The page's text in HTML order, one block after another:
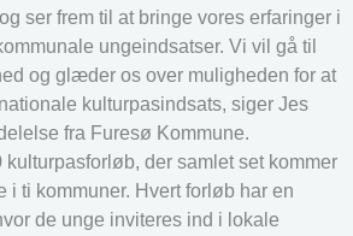
ser frem til at bringe vores erfaringer i
ungeindsatser. Vi vil gå til
og glæder os over muligheden for at
kulturpasindsats, siger Jes
fra Furesø Kommune.
kulturpasforløb, der samlet set kommer
i ti kommuner. Hvert forløb har en
de unge inviteres ind i lokale